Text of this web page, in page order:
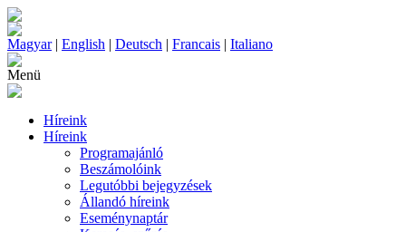
Magyar| English | Deutsch | Francais | Italiano
Menü
Híreink
Híreink
Programajánló
Beszámolóink
Legutóbbi bejegyzések
Állandó híreink
Eseménynaptár